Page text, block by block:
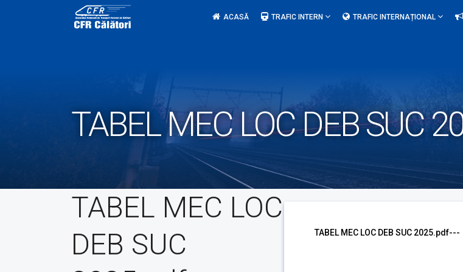
ACASĂ TRAFIC INTERN TRAFIC INTERNAȚIONAL
TABEL MEC LOC DEB SUC
TABEL MEC LOC
DEB SUC
TABEL MEC LOC DEB SUC 2025.pdf---